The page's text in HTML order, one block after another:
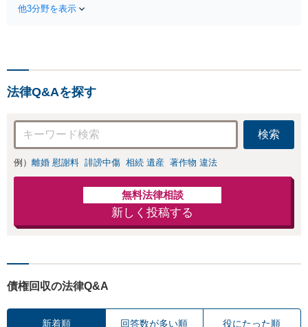
【地域密着】
他3分野を表示
法律Q&Aを探す
検索
例） 離婚 慰謝料 誹謗中傷 相続 遺産 著作物 違法
無料法律相談
新しく投稿する
債権回収の法律Q&A
新着順 回答数が多い順 役にたった順